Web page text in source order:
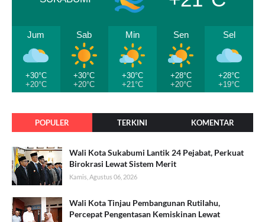
Jum
+30°C
+20°C
Sab
+30°C
+20°C
Min
+30°C
+21°C
Sen
+28°C
+20°C
Sel
+28°C
+19°C
POPULER TERKINI KOMENTAR
Wali Kota Sukabumi Lantik 24 Pejabat, Perkuat
Birokrasi Lewat Sistem Merit
Kamis, Agustus 06, 2026
Wali Kota Tinjau Pembangunan Rutilahu,
Percepat Pengentasan Kemiskinan Lewat